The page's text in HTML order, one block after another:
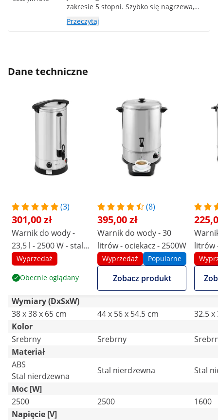
zakresie 5 stopni. Szybko się nagrzewa,
można go łatwo przenosić i czyścić.
Przeczytaj
Dane techniczne
(3)
301,00 zł
Warnik do wody -
23,5 l - 2500 W - stal
nierdzewna -
Wyprzedaż
Obecnie oglądany
(8)
395,00 zł
Warnik do wody - 30
litrów - ociekacz - 2500W
Wyprzedaż Popularne
Zobacz produkt
litrów
Wymiary (DxSxW)
38 x 38 x 65 cm
44 x 56 x 54.5 cm
32.5 x
Kolor
Srebrny
Srebrny
Materiał
ABS
Stal nierdzewna
Stal nierdzewna
Stal
Moc [W]
2500
2500
1600
Napięcie [V]